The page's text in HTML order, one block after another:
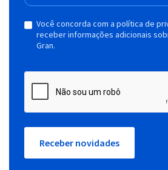
Você concorda com a política de
receber informações adicionais
Gran.
Receber novidades